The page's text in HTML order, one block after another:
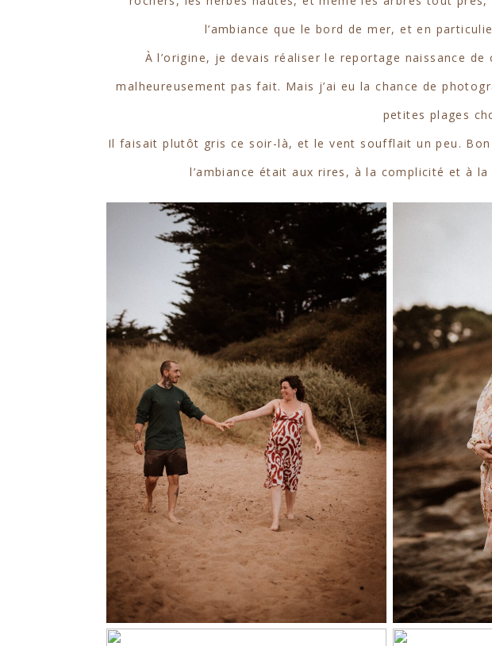
l’ambiance que le bord de mer, et en
À l’origine, je devais réaliser le reportage naissance
malheureusement pas fait. Mais j’ai eu la chance de
petites plages
Il faisait plutôt gris ce soir-là, et le vent soufflait un peu.
l’ambiance était aux rires, à la complicité et à